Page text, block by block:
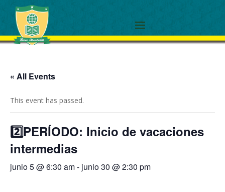
« All Events
This event has passed.
2️⃣PERÍODO: Inicio de vacaciones
intermedias
junio 5 @ 6:30 am- junio 30 @ 2:30 pm